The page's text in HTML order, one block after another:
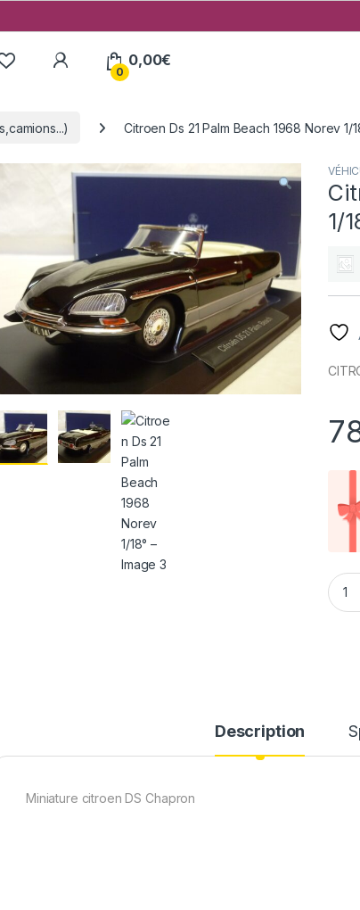
My Account
0
0,00€
Citroen Ds 21 Palm Beach 1968 Norev 1/
1/
Description
Miniature citroen DS Chapron